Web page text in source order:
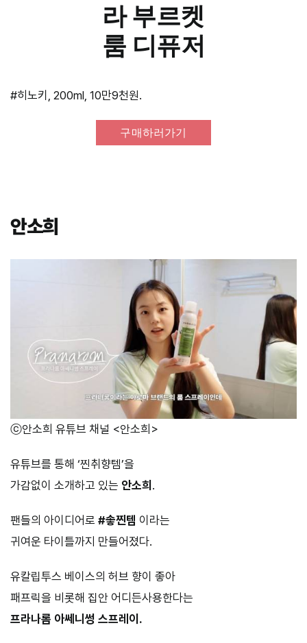
라 부르켓
룸 디퓨저
#히노키, 200ml, 10만9천원.
구매하러가기
안소희
ⓒ안소희 유튜브 채널 <안소희>
유튜브를 통해 ‘찐취향템’을
가감없이 소개하고 있는 안소희 .
팬들의 아이디어로 #솧찐템 이라는
귀여운 타이틀까지 만들어졌다.
유칼립투스 베이스의 허브 향이 좋아
패프릭을 비롯해 집안 어디든사용한다는
프라나롬 아쎄니썽 스프레이.